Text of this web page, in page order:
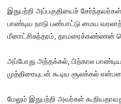
இதுபற்றி அப்பகுதியைச்
பாண்டிய நாடு பண்பாட்டு மைய
மீனாட்சிசுந்தரம், தாமரைக்கண்ணன்
அப்போது அந்தக்கல், பிற்கால
முத்திரையுடன் கூடிய சூலக்கல்
மேலும் இதுபற்றி அவர்கள்